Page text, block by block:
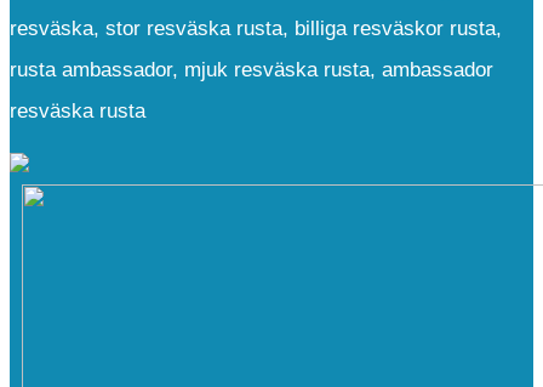
resväska, stor resväska rusta, billiga resväskor rusta,
rusta ambassador, mjuk resväska rusta, ambassador
resväska rusta